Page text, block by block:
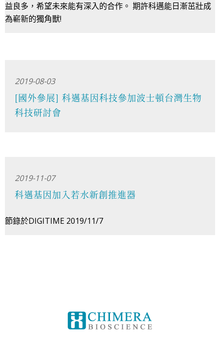
益良多，希望未來能有深入的合作。 期許科邁能日漸茁壯成
為嶄新的獨角獸!
2019-08-03
[國外參展] 科邁基因科技參加波士頓台灣生物
科技研討會
2019-11-07
科邁基因加入若水新創推進器
節錄於DIGITIME 2019/11/7